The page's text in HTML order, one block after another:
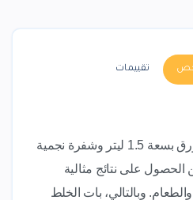
تقييمات
مزوّد بمحرّك 400 واط ودورق بسعة 1.5 ليتر وشفرة نجمية
على نتائج مثالية
وبالتالي، بات الخلط